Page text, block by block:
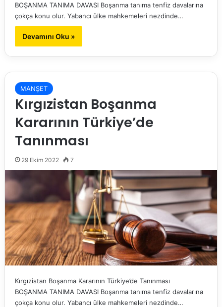
BOŞANMA TANIMA DAVASI Boşanma tanıma tenfiz davalarına
çokça konu olur. Yabancı ülke mahkemeleri nezdinde…
Devamını Oku »
MANŞET
Kırgızistan Boşanma
Kararının Türkiye’de
Tanınması
29 Ekim 2022 7
Kırgızistan Boşanma Kararının Türkiye’de Tanınması
BOŞANMA TANIMA DAVASI Boşanma tanıma tenfiz davalarına
çokça konu olur. Yabancı ülke mahkemeleri nezdinde…